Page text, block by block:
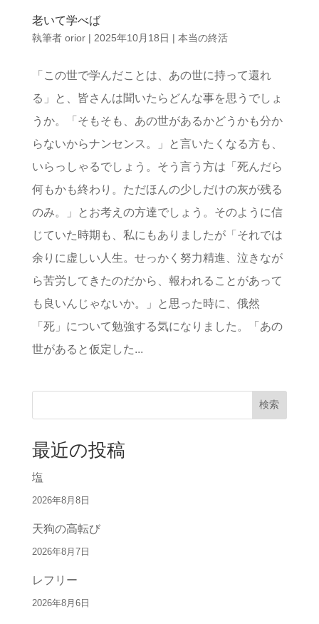
老いて学べば
執筆者 orior| 2025年10月18日 | 本当の終活
「この世で学んだことは、あの世に持って還れ
る」と、皆さんは聞いたらどんな事を思うでしょ
うか。「そもそも、あの世があるかどうかも分か
らないからナンセンス。」と言いたくなる方も、
いらっしゃるでしょう。そう言う方は「死んだら
何もかも終わり。ただほんの少しだけの灰が残る
のみ。」とお考えの方達でしょう。そのように信
じていた時期も、私にもありましたが「それでは
余りに虚しい人生。せっかく努力精進、泣きなが
ら苦労してきたのだから、報われることがあって
も良いんじゃないか。」と思った時に、俄然
「死」について勉強する気になりました。「あの
世があると仮定した...
検索
最近の投稿
塩
2026年8月8日
天狗の高転び
2026年8月7日
レフリー
2026年8月6日